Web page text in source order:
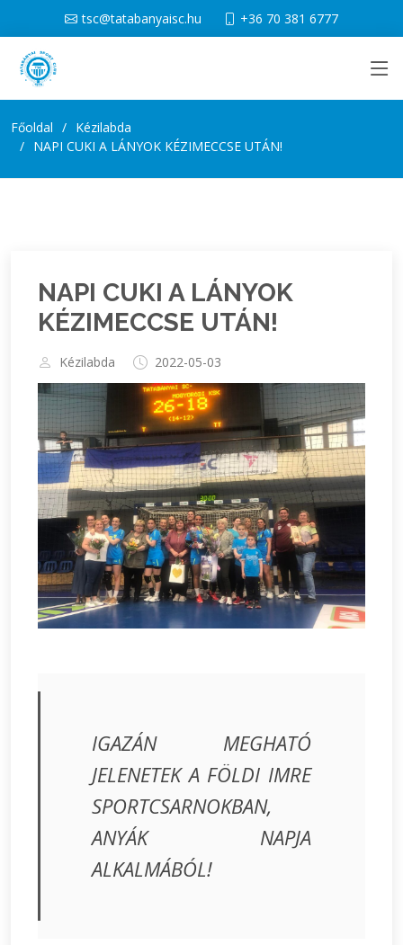
tsc@tatabanyaisc.hu +36 70 381 6777
Főoldal
Kézilabda
NAPI CUKI A LÁNYOK KÉZIMECCSE UTÁN!
NAPI CUKI A LÁNYOK
KÉZIMECCSE UTÁN!
Kézilabda 2022-05-03
IGAZÁN MEGHATÓ
JELENETEK A FÖLDI IMRE
SPORTCSARNOKBAN,
ANYÁK NAPJA
ALKALMÁBÓL!